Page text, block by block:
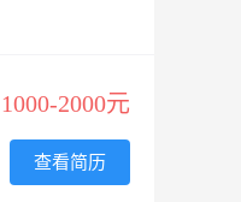
1000-2000元
查看简历